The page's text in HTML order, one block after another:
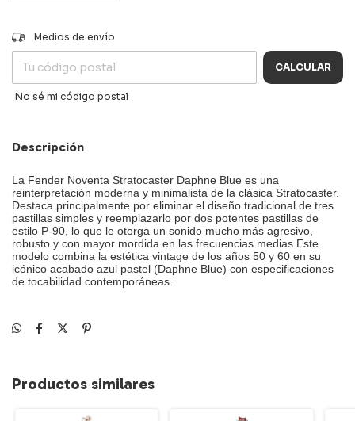
Entregas para el CP:
Medios de envío
CALCULAR
No sé mi código postal
Descripción
La Fender Noventa Stratocaster Daphne Blue es una
reinterpretación moderna y minimalista de la clásica Stratocaster.
Destaca principalmente por eliminar el diseño tradicional de tres
pastillas simples y reemplazarlo por dos potentes pastillas de
estilo P-90, lo que le otorga un sonido mucho más agresivo,
robusto y con mayor mordida en las frecuencias medias.Este
modelo combina la estética vintage de los años 50 y 60 en su
icónico acabado azul pastel (Daphne Blue) con especificaciones
de tocabilidad contemporáneas.
Productos similares